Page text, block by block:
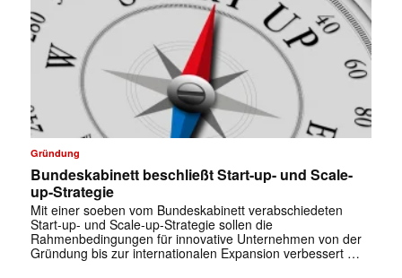
Gründung
Bundeskabinett beschließt Start-up- und Scale-
up-Strategie
Mit einer soeben vom Bundeskabinett verabschiedeten
Start-up- und Scale-up-Strategie sollen die
Rahmenbedingungen für innovative Unternehmen von der
Gründung bis zur internationalen Expansion verbessert …